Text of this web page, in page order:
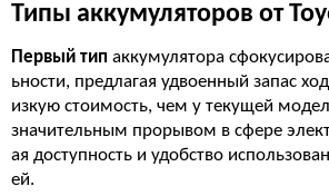
Типы аккумуляторов от
Первый тип аккумулятора
ьности, предлагая удвоенный запас
изкую стоимость, чем у текущей
значительным прорывом в сфере
ая доступность и удобство
ей.